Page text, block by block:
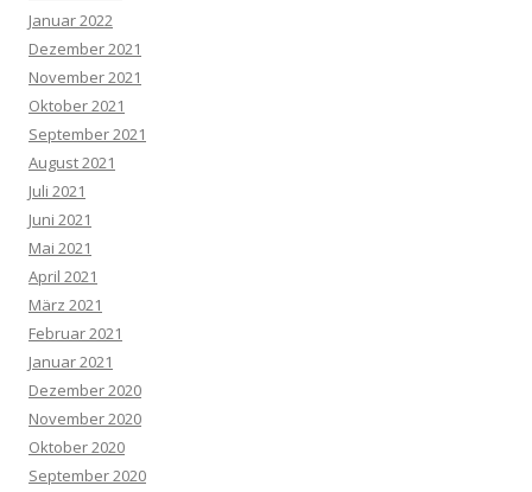
Januar 2022
Dezember 2021
November 2021
Oktober 2021
September 2021
August 2021
Juli 2021
Juni 2021
Mai 2021
April 2021
März 2021
Februar 2021
Januar 2021
Dezember 2020
November 2020
Oktober 2020
September 2020